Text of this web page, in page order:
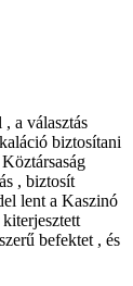
a választás
biztosítani
, biztosít
lent a Kaszinó
befektet , és